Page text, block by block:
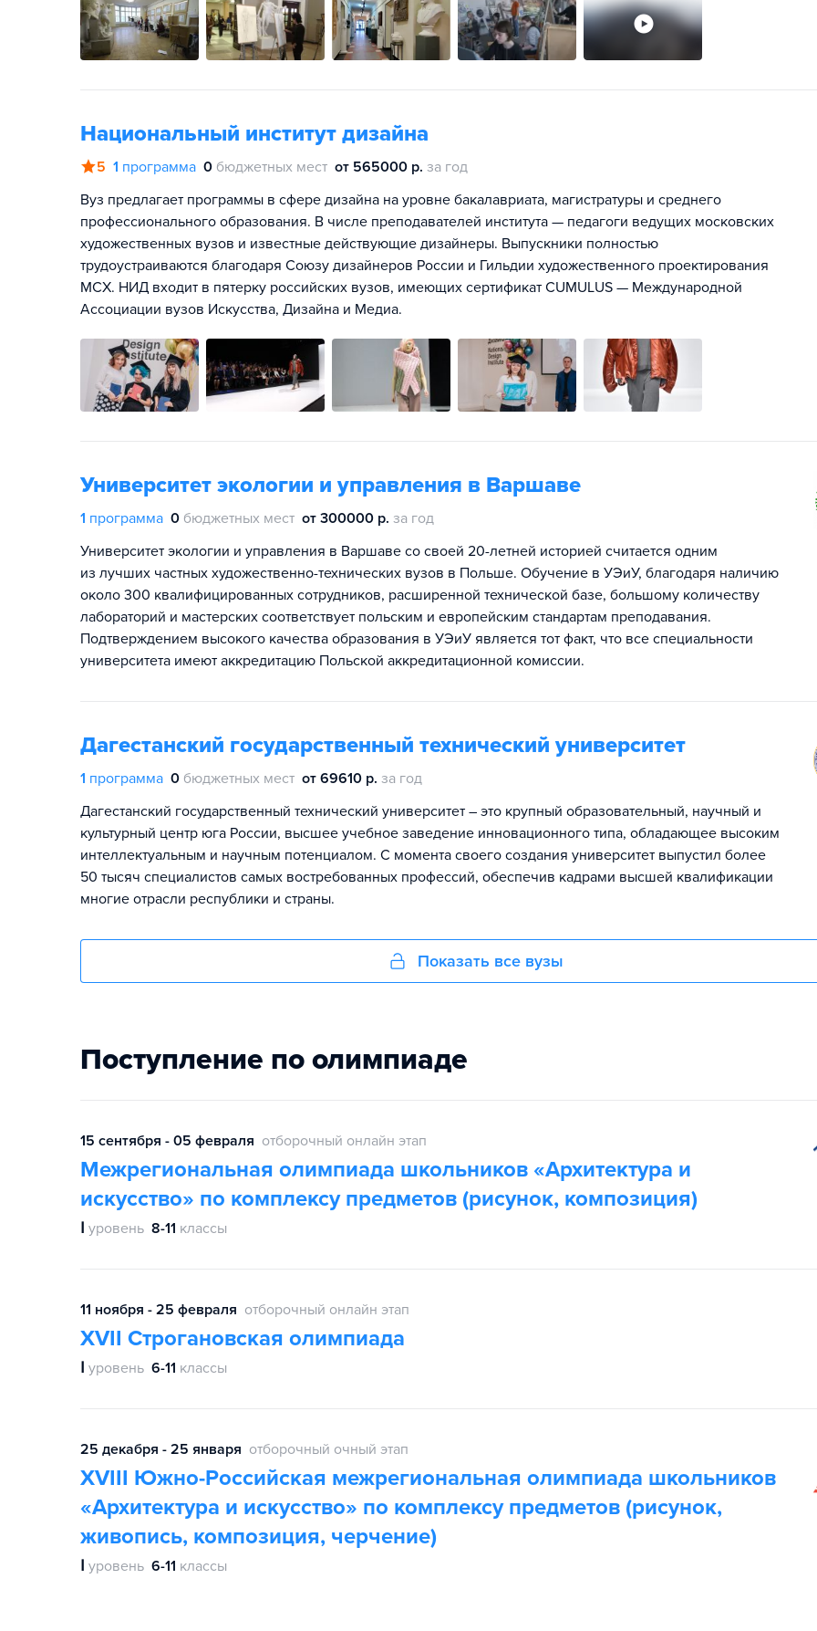
Национальный институт дизайна
5 1 программа 0 бюджетных мест от 565000 р. за год
Вуз предлагает программы в сфере дизайна на уровне бакалавриата, магистратуры и среднего
профессионального образования. В числе преподавателей института — педагоги ведущих московских
художественных вузов и известные действующие дизайнеры. Выпускники полностью
трудоустраиваются благодаря Союзу дизайнеров России и Гильдии художественного проектирования
МСХ. НИД входит в пятерку российских вузов, имеющих сертификат CUMULUS — Международной
Ассоциации вузов Искусства, Дизайна и Медиа.
Университет экологии и управления в Варшаве
1 программа 0 бюджетных мест от 300000 р. за год
Университет экологии и управления в Варшаве со своей 20-летней историей считается одним
из лучших частных художественно-технических вузов в Польше. Обучение в УЭиУ, благодаря наличию
около 300 квалифицированных сотрудников, расширенной технической базе, большому количеству
лабораторий и мастерских соответствует польским и европейским стандартам преподавания.
Подтверждением высокого качества образования в УЭиУ является тот факт, что все специальности
университета имеют аккредитацию Польской аккредитационной комиссии.
Дагестанский государственный технический университет
1 программа 0 бюджетных мест от 69610 р. за год
Дагестанский государственный технический университет – это крупный образовательный, научный и
культурный центр юга России, высшее учебное заведение инновационного типа, обладающее высоким
интеллектуальным и научным потенциалом. С момента своего создания университет выпустил более
50 тысяч специалистов самых востребованных профессий, обеспечив кадрами высшей квалификации
многие отрасли республики и страны.
Показать все вузы
Поступление по олимпиаде
15 сентября - 05 февраля отборочный онлайн этап
Межрегиональная олимпиада школьников «Архитектура и
искусство» по комплексу предметов (рисунок, композиция)
Ⅰ уровень 8-11 классы
11 ноября - 25 февраля отборочный онлайн этап
XVII Строгановская олимпиада
Ⅰ уровень 6-11 классы
25 декабря - 25 января отборочный очный этап
XVIII Южно-Российская межрегиональная олимпиада школьников
«Архитектура и искусство» по комплексу предметов (рисунок,
живопись, композиция, черчение)
Ⅰ уровень 6-11 классы